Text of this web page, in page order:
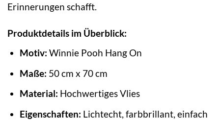
Erinnerungen schafft.
Produktdetails im Überblick:
Motiv: Winnie Pooh Hang On
Maße: 50 cm x 70 cm
Material: Hochwertiges Vlies
Eigenschaften: Lichtecht, farbbrillant, einfach